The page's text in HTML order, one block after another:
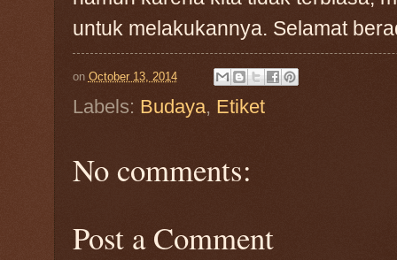
untuk melakukannya. Selamat
on October 13, 2014
Labels: Budaya, Etiket
No comments:
Post a Comment